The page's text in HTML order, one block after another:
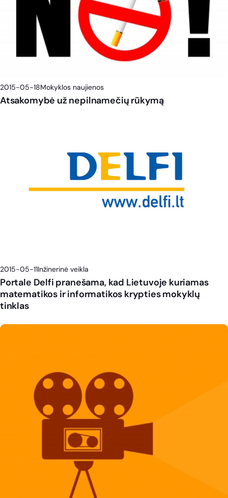
2015-05-18Mokyklos naujienos
Atsakomybė už nepilnamečių rūkymą
2015-05-11Inžinerinė veikla
Portale Delfi pranešama, kad Lietuvoje kuriamas
matematikos ir informatikos krypties mokyklų
tinklas